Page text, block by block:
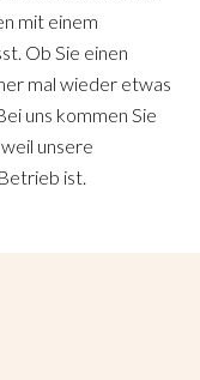
mit einem
Ob Sie einen
mal wieder etwas
uns kommen Sie
unsere
ist.